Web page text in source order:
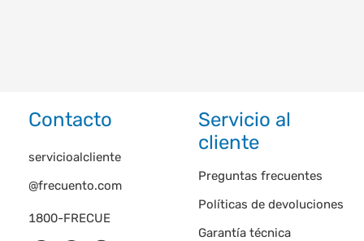
Contacto
1800-FRECUE
servicioalcliente
@frecuento.com
Servicio al
cliente
Preguntas frecuentes
Políticas de devoluciones
Garantía técnica